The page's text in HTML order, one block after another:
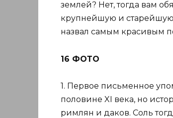
землей? Нет, тогда вам
крупнейшую и старейшую
назвал самым красивым
16 ФОТО
1. Первое письменное
половине XI века, но
римлян и даков. Соль